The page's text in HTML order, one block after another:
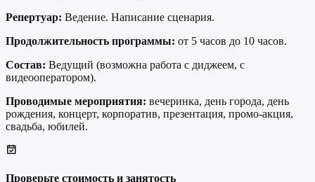
Репертуар: Ведение. Написание сценария.
Продолжительность программы: от 5 часов до 10 часов.
Состав: Ведущий (возможна работа с диджеем, с
видеооператором).
Проводимые мероприятия: вечеринка, день города, день
рождения, концерт, корпоратив, презентация, промо-акция,
свадьба, юбилей.
Проверьте стоимость и занятость